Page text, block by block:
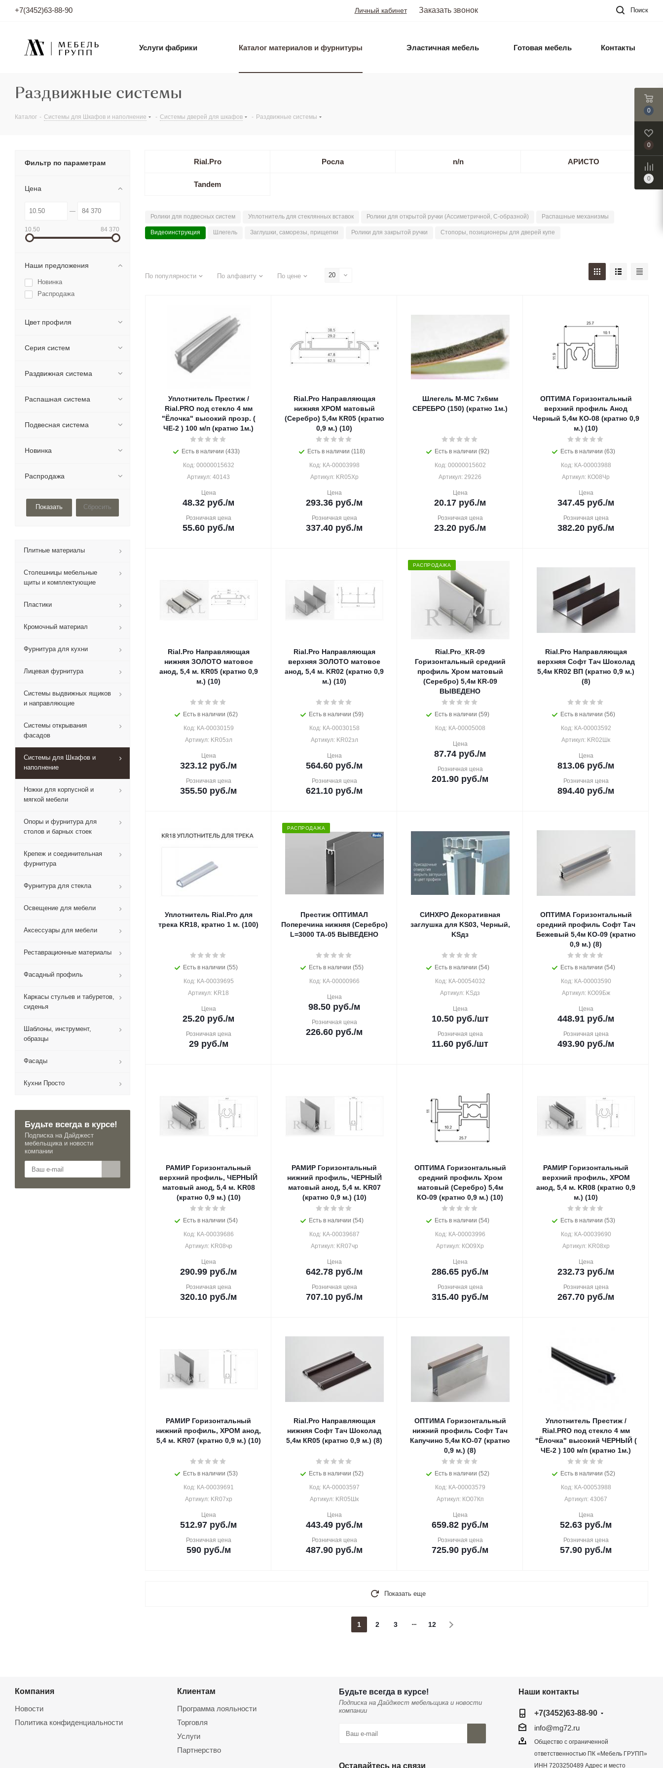
+7(3452)63-88-90 Личный кабинет Заказать звонок Поиск
Услуги фабрики Каталог материалов и фурнитуры Эластичная мебель Готовая мебель Контакты
Раздвижные системы
Каталог - Системы для Шкафов и наполнение - Системы дверей для шкафов - Раздвижные системы
Rial.Pro Росла n/n АРИСТО
Tandem
Ролики для подвесных систем Уплотнитель для стеклянных вставок Ролики для открытой ручки (Ассиметричной, С-образной) Распашные механизмы
Видеоинструкция Шлегель Заглушки, саморезы, прищепки Ролики для закрытой ручки Стопоры, позиционеры для дверей купе
По популярности По алфавиту По цене 20
Уплотнитель Престиж /
Rial.PRO под стекло 4 мм
"Ёлочка" высокий прозр. (
ЧЕ-2 ) 100 м/п (кратно 1м.)
Есть в наличии (433)
Код: 00000015632
Артикул: 40143
Цена
48.32 руб./м
Розничная цена
55.60 руб./м
Rial.Pro Направляющая
нижняя ХРОМ матовый
(Серебро) 5,4м КR05 (кратно
0,9 м.) (10)
Есть в наличии (118)
Код: КА-00003998
Артикул: KR05Хр
Цена
293.36 руб./м
Розничная цена
337.40 руб./м
Шлегель М-МС 7х6мм
СЕРЕБРО (150) (кратно 1м.)
Есть в наличии (92)
Код: 00000015602
Артикул: 29226
Цена
20.17 руб./м
Розничная цена
23.20 руб./м
ОПТИМА Горизонтальный
верхний профиль Анод
Черный 5,4м КО-08 (кратно 0,9
м.) (10)
Есть в наличии (63)
Код: КА-00003988
Артикул: КО08Чр
Цена
347.45 руб./м
Розничная цена
382.20 руб./м
Rial.Pro Направляющая
нижняя ЗОЛОТО матовое
анод, 5,4 м. КR05 (кратно 0,9
м.) (10)
Есть в наличии (62)
Код: КА-00030159
Артикул: KR05зл
Цена
323.12 руб./м
Розничная цена
355.50 руб./м
Rial.Pro Направляющая
верхняя ЗОЛОТО матовое
анод, 5,4 м. KR02 (кратно 0,9
м.) (10)
Есть в наличии (59)
Код: КА-00030158
Артикул: KR02зл
Цена
564.60 руб./м
Розничная цена
621.10 руб./м
РАСПРОДАЖА
Rial.Pro_КR-09
Горизонтальный средний
профиль Хром матовый
(Серебро) 5,4м КR-09
ВЫВЕДЕНО
Есть в наличии (59)
Код: КА-00005008
Цена
87.74 руб./м
Розничная цена
201.90 руб./м
Rial.Pro Направляющая
верхняя Софт Тач Шоколад
5,4м КR02 ВП (кратно 0,9 м.)
(8)
Есть в наличии (56)
Код: КА-00003592
Артикул: KR02Шк
Цена
813.06 руб./м
Розничная цена
894.40 руб./м
Уплотнитель Rial.Pro для
трека KR18, кратно 1 м. (100)
Есть в наличии (55)
Код: КА-00039695
Артикул: KR18
Цена
25.20 руб./м
Розничная цена
29руб./м
РАСПРОДАЖА
Престиж ОПТИМАЛ
Поперечина нижняя (Серебро)
L=3000 ТА-05 ВЫВЕДЕНО
Есть в наличии (55)
Код: КА-00000966
Цена
98.50 руб./м
Розничная цена
226.60 руб./м
СИНХРО Декоративная
заглушка для KS03, Черный,
KSдз
Есть в наличии (54)
Код: КА-00054032
Артикул: KSдз
Цена
10.50руб./шт
Розничная цена
11.60 руб./шт
ОПТИМА Горизонтальный
средний профиль Софт Тач
Бежевый 5,4м КО-09 (кратно
0,9 м.) (8)
Есть в наличии (54)
Код: КА-00003590
Артикул: КО09Бж
Цена
448.91 руб./м
Розничная цена
493.90 руб./м
РАМИР Горизонтальный
верхний профиль, ЧЕРНЫЙ
матовый анод, 5,4 м. KR08
(кратно 0,9 м.) (10)
Есть в наличии (54)
Код: КА-00039686
Артикул: KR08чр
Цена
290.99 руб./м
Розничная цена
320.10 руб./м
РАМИР Горизонтальный
нижний профиль, ЧЕРНЫЙ
матовый анод, 5,4 м. KR07
(кратно 0,9 м.) (10)
Есть в наличии (54)
Код: КА-00039687
Артикул: KR07чр
Цена
642.78 руб./м
Розничная цена
707.10 руб./м
ОПТИМА Горизонтальный
средний профиль Хром
матовый (Серебро) 5,4м
КО-09 (кратно 0,9 м.) (10)
Есть в наличии (54)
Код: КА-00003996
Артикул: КО09Хр
Цена
286.65 руб./м
Розничная цена
315.40 руб./м
РАМИР Горизонтальный
верхний профиль, ХРОМ
анод, 5,4 м. KR08 (кратно 0,9
м.) (10)
Есть в наличии (53)
Код: КА-00039690
Артикул: KR08хр
Цена
232.73 руб./м
Розничная цена
267.70 руб./м
РАМИР Горизонтальный
нижний профиль, ХРОМ анод,
5,4 м. KR07 (кратно 0,9 м.) (10)
Есть в наличии (53)
Код: КА-00039691
Артикул: KR07хр
Цена
512.97 руб./м
Розничная цена
590руб./м
Rial.Pro Направляющая
нижняя Софт Тач Шоколад
5,4м КR05 (кратно 0,9 м.) (8)
Есть в наличии (52)
Код: КА-00003597
Артикул: KR05Шк
Цена
443.49 руб./м
Розничная цена
487.90 руб./м
ОПТИМА Горизонтальный
нижний профиль Софт Тач
Капучино 5,4м КО-07 (кратно
0,9 м.) (8)
Есть в наличии (52)
Код: КА-00003579
Артикул: КО07Кп
Цена
659.82 руб./м
Розничная цена
725.90 руб./м
Уплотнитель Престиж /
Rial.PRO под стекло 4 мм
"Ёлочка" высокий ЧЕРНЫЙ (
ЧЕ-2 ) 100 м/п (кратно 1м.)
Есть в наличии (52)
Код: КА-00053988
Артикул: 43067
Цена
52.63 руб./м
Розничная цена
57.90 руб./м
Показать еще
1 2 3 12
Фильтр по параметрам
Цена
10.50 84 370
Наши предложения
Новинка
Распродажа
Цвет профиля
Серия систем
Раздвижная система
Распашная система
Подвесная система
Новинка
Распродажа
Сбросить
Плитные материалы
Столешницы мебельные
щиты и комплектующие
Пластики
Кромочный материал
Фурнитура для кухни
Лицевая фурнитура
Системы выдвижных ящиков
и направляющие
Системы открывания
фасадов
Системы для Шкафов и
наполнение
Ножки для корпусной и
мягкой мебели
Опоры и фурнитура для
столов и барных стоек
Крепеж и соединительная
фурнитура
Фурнитура для стекла
Освещение для мебели
Аксессуары для мебели
Реставрационные материалы
Фасадный профиль
Каркасы стульев и табуретов,
сиденья
Шаблоны, инструмент,
образцы
Фасады
Кухни Просто
Будьте всегда в курсе!
Подписка на Дайджест
мебельщика и новости
компании
Компания
Новости
Политика конфиденциальности
Клиентам
Программа лояльности
Торговля
Услуги
Партнерство
Будьте всегда в курсе!
Подписка на Дайджест мебельщика и новости
компании
Оставайтесь на связи
Наши контакты
+7(3452)63-88-90
info@mg72.ru
Общество с ограниченной
ответственностью ПК «Мебель ГРУПП»
ИНН 7203250489 Адрес и место
0
0
0